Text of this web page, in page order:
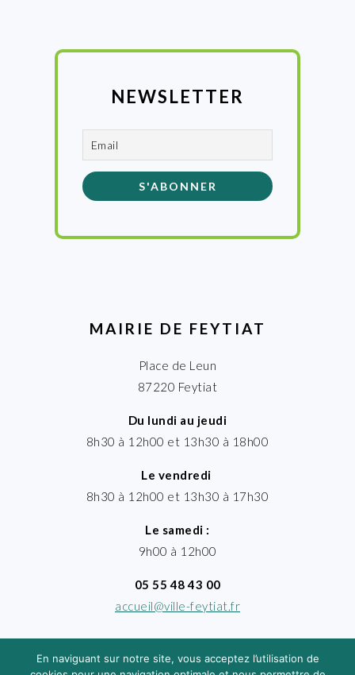
NEWSLETTER
MAIRIE DE FEYTIAT
Place de Leun
87220 Feytiat
Du lundi au jeudi
8h30 à 12h00 et 13h30 à 18h00
Le vendredi
8h30 à 12h00 et 13h30 à 17h30
Le samedi :
9h00 à 12h00
05 55 48 43 00
accueil@ville-feytiat.fr
En naviguant sur notre site, vous acceptez l’utilisation de